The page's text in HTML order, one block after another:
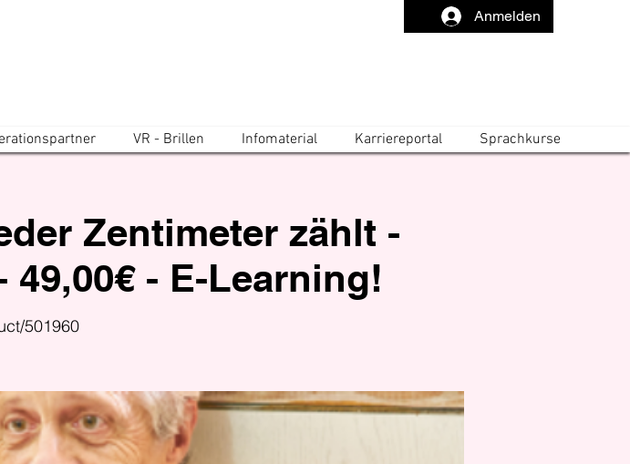
Anmelden
VR - Brillen Infomaterial Karriereportal Sprachkurse
Zentimeter zählt -
- E-Learning!
501960